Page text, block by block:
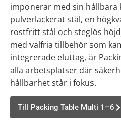
imponerar med sin hållbara
pulverlackerat stål, en
rostfritt stål och steglös
med valfria tillbehör som
integrerade eluttag, är
alla arbetsplatser där
hållbarhet står i fokus.
Till Packing Table Multi 1–6